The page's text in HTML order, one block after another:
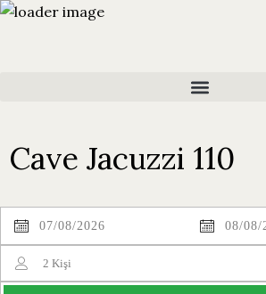
Cave Jacuzzi 110
2 Kişi